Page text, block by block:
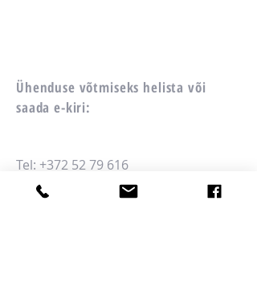
Ühenduse võtmiseks helista või
saada e-kiri:
Tel: +372 52 79 616
E-post:
info@centralparkresidence.ee